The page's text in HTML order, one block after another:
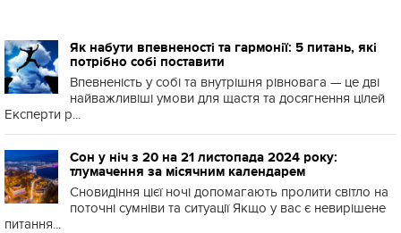
Як набути впевненості та гармонії: 5 питань, які
потрібно собі поставити
Впевненість у собі та внутрішня рівновага — це дві
найважливіші умови для щастя та досягнення цілей
Експерти р...
Сон у ніч з 20 на 21 листопада 2024 року:
тлумачення за місячним календарем
Сновидіння цієї ночі допомагають пролити світло на
поточні сумніви та ситуації Якщо у вас є невирішене
питання...